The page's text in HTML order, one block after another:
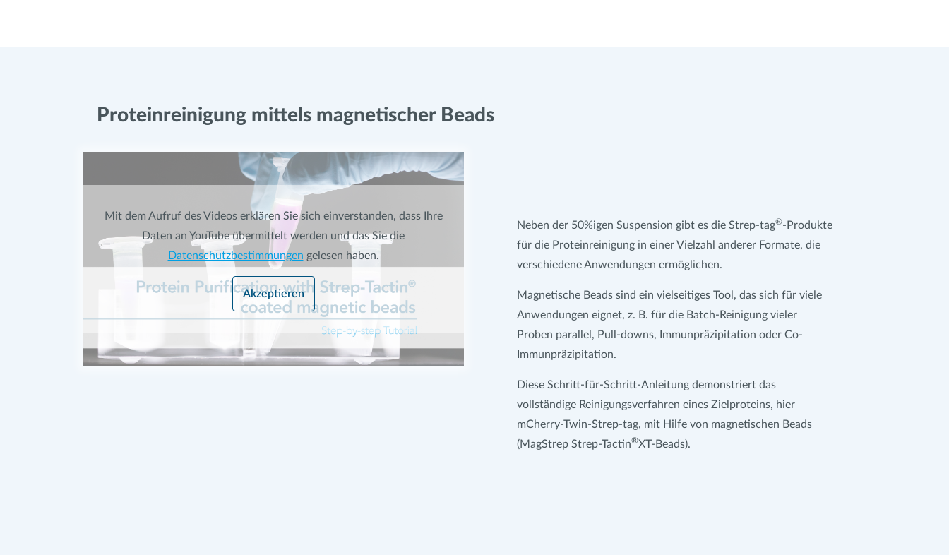
Proteinreinigung mittels magnetischer Beads
Mit dem Aufruf des Videos erklären Sie sich einverstanden, dass Ihre
Daten an YouTube übermittelt werden und das Sie die
Datenschutzbestimmungen gelesen haben.
Akzeptieren
Neben der 50%igen Suspension gibt es die Strep-tag®-Produkte
für die Proteinreinigung in einer Vielzahl anderer Formate, die
verschiedene Anwendungen ermöglichen.
Magnetische Beads sind ein vielseitiges Tool, das sich für viele
Anwendungen eignet, z. B. für die Batch-Reinigung vieler
Proben parallel, Pull-downs, Immunpräzipitation oder Co-
Immunpräzipitation.
Diese Schritt-für-Schritt-Anleitung demonstriert das
vollständige Reinigungsverfahren eines Zielproteins, hier
mCherry-Twin-Strep-tag, mit Hilfe von magnetischen Beads
(MagStrep Strep-Tactin®XT-Beads).